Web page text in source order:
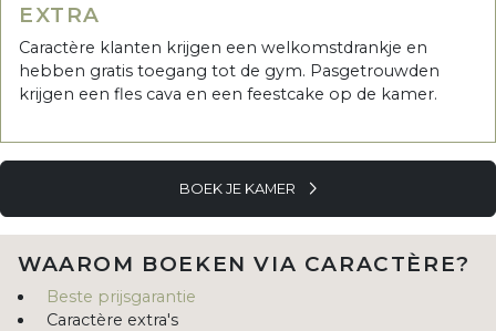
EXTRA
Caractère klanten krijgen een welkomstdrankje en
hebben gratis toegang tot de gym. Pasgetrouwden
krijgen een fles cava en een feestcake op de kamer.
BOEK JE KAMER
WAAROM BOEKEN VIA CARACTÈRE?
Beste prijsgarantie
Caractère extra's